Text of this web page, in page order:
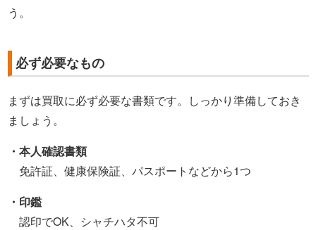
う。
必ず必要なもの
まずは買取に必ず必要な書類です。しっかり準備しておき
ましょう。
・本人確認書類
免許証、健康保険証、パスポートなどから1つ
・印鑑
認印でOK、シャチハタ不可